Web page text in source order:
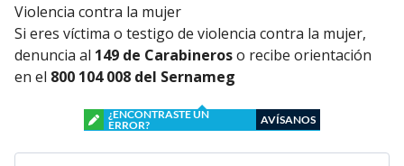
Violencia contra la mujer
Si eres víctima o testigo de violencia contra la mujer,
denuncia al 149 de Carabineroso recibe orientación
en el 800 104 008 del Sernameg
¿ENCONTRASTE UN
ERROR?
AVÍSANOS